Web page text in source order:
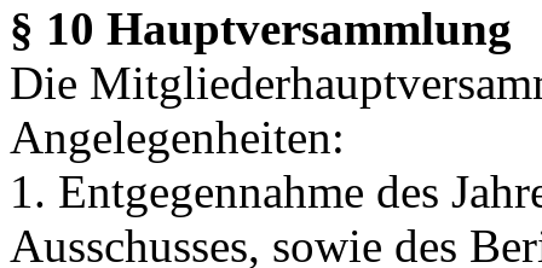
§ 10 Hauptversammlung
Die
Angelegenheiten:
1. Entgegennahme des
Ausschusses, sowie des